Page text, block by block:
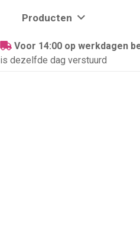
Producten
Voor 14:00 op werkdagen
is dezelfde dag verstuurd